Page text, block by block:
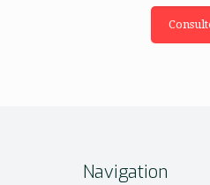
Navigation